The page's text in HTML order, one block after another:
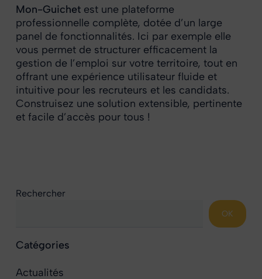
Mon-Guichetest une plateforme
professionnelle complète, dotée d’un large
panel de fonctionnalités. Ici par exemple elle
vous permet de structurer efficacement la
gestion de l’emploi sur votre territoire, tout en
offrant une expérience utilisateur fluide et
intuitive pour les recruteurs et les candidats.
Construisez une solution extensible, pertinente
et facile d’accès pour tous !
Rechercher
OK
Catégories
Actualités